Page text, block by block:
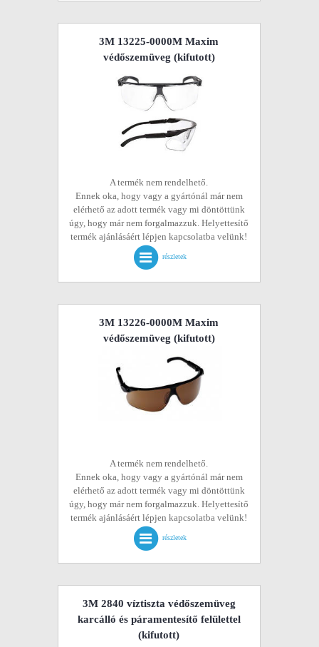
3M 13225-0000M Maxim
védőszemüveg (kifutott)
A termék nem rendelhető.
Ennek oka, hogy vagy a gyártónál már nem
elérhető az adott termék vagy mi döntöttünk
úgy, hogy már nem forgalmazzuk. Helyettesítő
termék ajánlásáért lépjen kapcsolatba velünk!
részletek
3M 13226-0000M Maxim
védőszemüveg (kifutott)
A termék nem rendelhető.
Ennek oka, hogy vagy a gyártónál már nem
elérhető az adott termék vagy mi döntöttünk
úgy, hogy már nem forgalmazzuk. Helyettesítő
termék ajánlásáért lépjen kapcsolatba velünk!
részletek
3M 2840 víztiszta védőszemüveg
karcálló és páramentesítő felülettel
(kifutott)